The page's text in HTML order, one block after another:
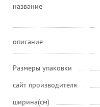
название
описание
Размеры упаковки
сайт производителя
ширина(см)